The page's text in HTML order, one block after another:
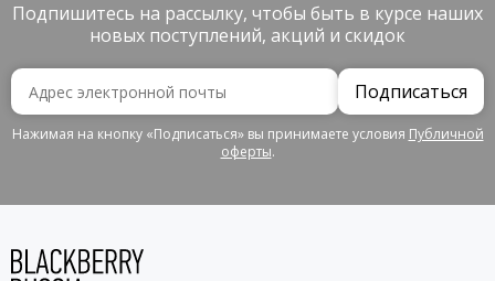
Подпишитесь на рассылку, чтобы быть в курсе наших
новых поступлений, акций и скидок
Подписаться
Нажимая на кнопку «Подписаться» вы принимаете условия Публичной
оферты.